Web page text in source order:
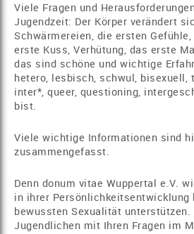
Viele Fragen und
Jugendzeit: Der Körper verändert
Schwärmereien, die ersten
erste Kuss, Verhütung, das erste
das sind schöne und wichtige
hetero, lesbisch, schwul, bisexuell,
inter*, queer, questioning,
bist.
Viele wichtige Informationen sind
zusammengefasst.
Denn donum vitae Wuppertal e.V.
in ihrer Persönlichkeitsentwicklung
bewussten Sexualität unterstützen.
Jugendlichen mit Ihren Fragen im